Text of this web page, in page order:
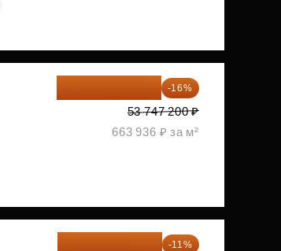
-16%
53 747 200 ₽
663 936 ₽ за м²
-11%